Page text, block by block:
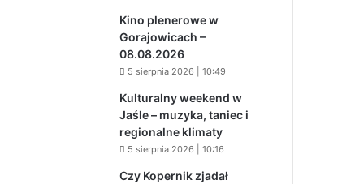
Kino plenerowe w
Gorajowicach –
08.08.2026
5 sierpnia 2026 | 10:49
Kulturalny weekend w
Jaśle – muzyka, taniec i
regionalne klimaty
5 sierpnia 2026 | 10:16
Czy Kopernik zjadał